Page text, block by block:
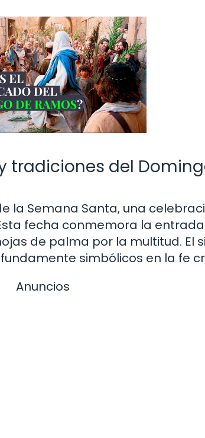
tradiciones del
la Semana Santa, una
fecha conmemora la
de palma por la multitud. El
simbólicos en la fe
Anuncios